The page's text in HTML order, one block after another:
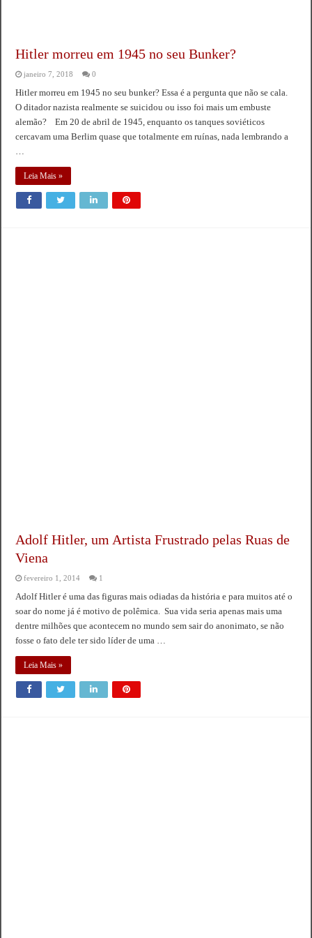
Hitler morreu em 1945 no seu Bunker?
janeiro 7, 2018 0
Hitler morreu em 1945 no seu bunker? Essa é a pergunta que não se cala.
O ditador nazista realmente se suicidou ou isso foi mais um embuste
alemão? Em 20 de abril de 1945, enquanto os tanques soviéticos
cercavam uma Berlim quase que totalmente em ruínas, nada lembrando a
Leia Mais »
Adolf Hitler, um Artista Frustrado pelas Ruas de
Viena
fevereiro 1, 2014 1
Adolf Hitler é uma das figuras mais odiadas da história e para muitos até o
soar do nome já é motivo de polêmica. Sua vida seria apenas mais uma
dentre milhões que acontecem no mundo sem sair do anonimato, se não
fosse o fato dele ter sido líder de uma …
Leia Mais »